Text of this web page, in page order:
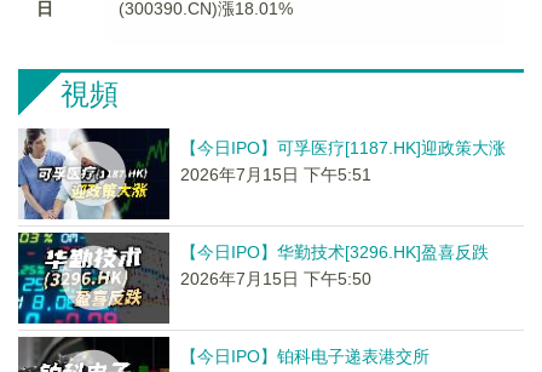
日
(300390.CN)漲18.01%
視頻
【今日IPO】可孚医疗[1187.HK]迎政策大涨
2026年7月15日 下午5:51
【今日IPO】华勤技术[3296.HK]盈喜反跌
2026年7月15日 下午5:50
【今日IPO】铂科电子递表港交所